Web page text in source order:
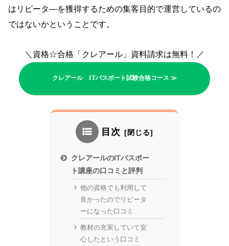
はリピータ―を獲得するための集客目的で運営しているの
ではないかということです。
＼資格☆合格「クレアール」資料請求は無料！／
クレアール ITパスポート試験合格コース ≫
目次
クレアールのITパスポー
ト講座の口コミと評判
他の資格でも利用して
良かったのでリピータ
ーになった口コミ
教材の充実していて安
心したという口コミ